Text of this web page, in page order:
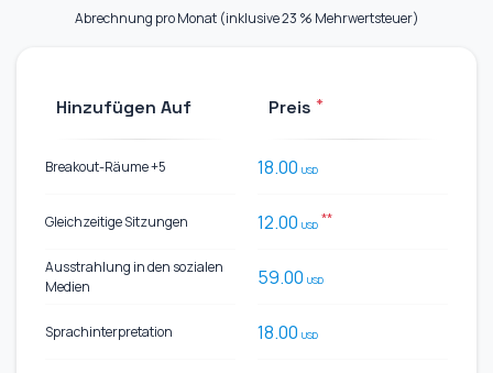
Abrechnung pro Monat (inklusive 23 % Mehrwertsteuer)
Hinzufügen Auf
Breakout-Räume +5
Gleichzeitige Sitzungen
Ausstrahlung in den sozialen
Medien
Sprachinterpretation
Preis *
18.00 USD
12.00 USD **
59.00 USD
18.00 USD